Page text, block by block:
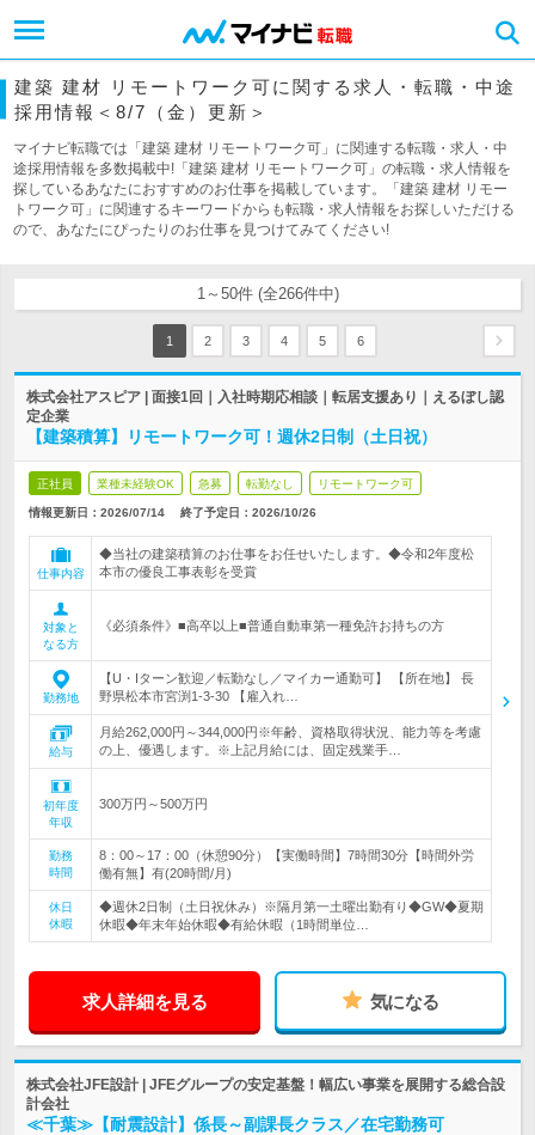
建築 建材 リモートワーク可に関する求人・転職・中途
採用情報＜8/7（金）更新＞
マイナビ転職では「建築 建材 リモートワーク可」に関連する転職・求人・中
途採用情報を多数掲載中!「建築 建材 リモートワーク可」の転職・求人情報を
探しているあなたにおすすめのお仕事を掲載しています。「建築 建材 リモー
トワーク可」に関連するキーワードからも転職・求人情報をお探しいただける
ので、あなたにぴったりのお仕事を見つけてみてください!
1～50件 (全266件中)
1 2 3 4 5 6
株式会社アスピア | 面接1回｜入社時期応相談｜転居支援あり｜えるぼし認
定企業
【建築積算】リモートワーク可！週休2日制（土日祝）
正社員 業種未経験OK 急募 転勤なし リモートワーク可
情報更新日：2026/07/14 終了予定日： 2026/10/26
仕事内容
◆当社の建築積算のお仕事をお任せいたします。◆令和2年度松
本市の優良工事表彰を受賞
対象と
なる方
《必須条件》■高卒以上■普通自動車第一種免許お持ちの方
勤務地
【U・Iターン歓迎／転勤なし／マイカー通勤可】 【所在地】 長
野県松本市宮渕1-3-30 【雇入れ…
給与
月給262,000円～344,000円※年齢、資格取得状況、能力等を考慮
の上、優遇します。※上記月給には、固定残業手…
初年度
年収
300万円～500万円
勤務
時間
8：00～17：00（休憩90分）【実働時間】7時間30分【時間外労
働有無】有(20時間/月)
休日
休暇
◆週休2日制（土日祝休み）※隔月第一土曜出勤有り◆GW◆夏期
休暇◆年末年始休暇◆有給休暇（1時間単位…
求人詳細を見る 気になる
株式会社JFE設計 | JFEグループの安定基盤！幅広い事業を展開する総合設
計会社
≪千葉≫【耐震設計】係長～副課長クラス／在宅勤務可